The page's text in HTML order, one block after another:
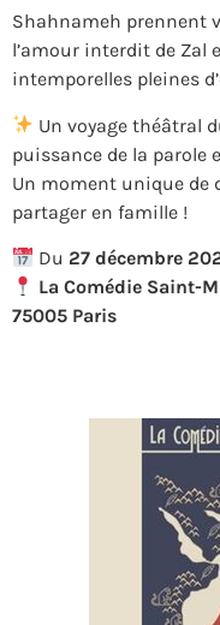
Shahnameh prennent
l’amour interdit de Zal
intemporelles pleines
Un voyage théâtral
puissance de la parole
Un moment unique de
partager en famille !
Du 27 décembre
La Comédie Saint-
75005 Paris